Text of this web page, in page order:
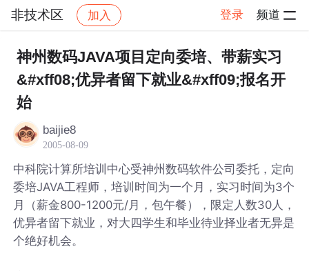
非技术区 加入 登录 频道
社区 非技术区 帖子详情
神州数码JAVA项目定向委培、带薪实习
&#xff08;优异者留下就业&#xff09;报名开
始
baijie8
2005-08-09
中科院计算所培训中心受神州数码软件公司委托，定向
委培JAVA工程师，培训时间为一个月，实习时间为3个
月（薪金800-1200元/月，包午餐），限定人数30人，
优异者留下就业，对大四学生和毕业待业择业者无异是
个绝好机会。